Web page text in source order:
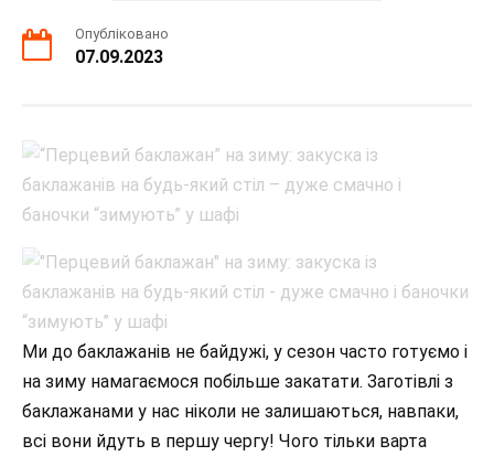
Опубліковано
07.09.2023
Ми до баклажанів не байдужі, у сезон часто готуємо і
на зиму намагаємося побільше закатати. Заготівлі з
баклажанами у нас ніколи не залишаються, навпаки,
всі вони йдуть в першу чергу! Чого тільки варта